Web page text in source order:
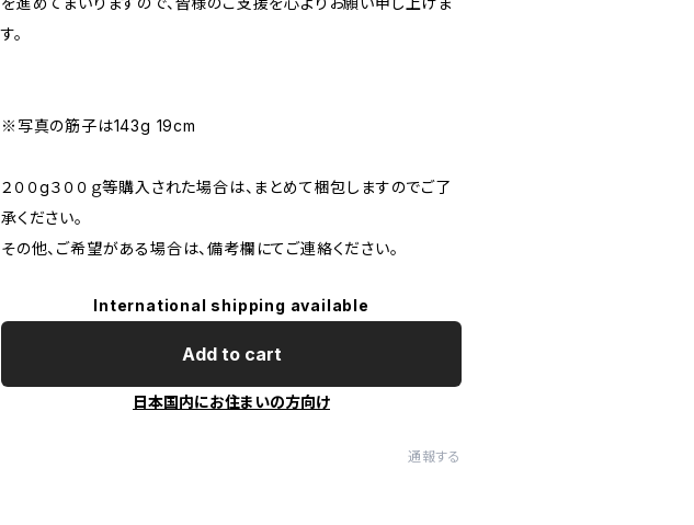
す。
※写真の筋子は143g 19cm
２００g３００ｇ等購入された場合は、まとめて梱包しますのでご了
承ください。
その他、ご希望がある場合は、備考欄にてご連絡ください。
International shipping available
Add to cart
日本国内にお住まいの方向け
通報する